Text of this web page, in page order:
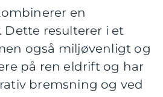
en
resulterer i et
også miljøvenligt og
på ren eldrift og har
bremsning og ved